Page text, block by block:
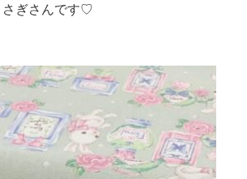
さぎさんです♡